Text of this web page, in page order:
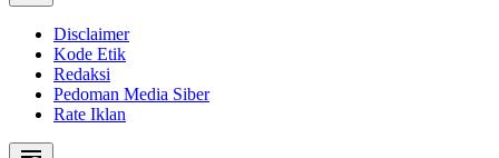
Disclaimer
Kode Etik
Redaksi
Pedoman Media Siber
Rate Iklan